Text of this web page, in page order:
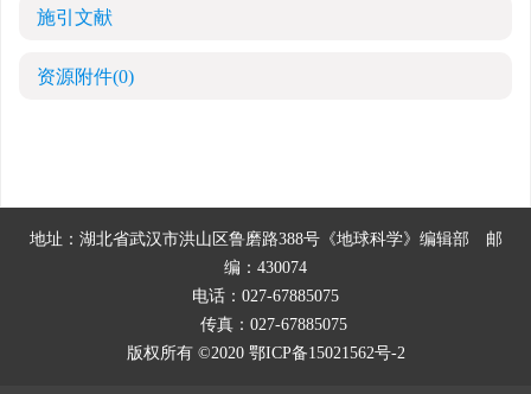
施引文献
资源附件(0)
地址：湖北省武汉市洪山区鲁磨路388号《地球科学》编辑部 邮
编：430074
电话：027-67885075
传真：027-67885075
版权所有 ©2020 鄂ICP备15021562号-2